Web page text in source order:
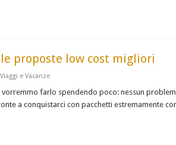
proposte low cost migliori
Viaggi e Vacanze
farlo spendendo poco: nessun
a conquistarci con pacchetti estremamente